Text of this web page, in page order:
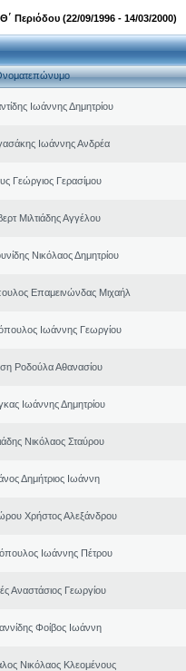
Περιόδου (22/09/1996 - 14/03/2000)
Ιωάννης Δημητρίου
Ιωάννης Ανδρέα
Γεώργιος Γερασίμου
Μιλτιάδης Αγγέλου
Νικόλαος Δημητρίου
Επαμεινώνδας Μιχαήλ
Ιωάννης Γεωργίου
Ροδούλα Αθανασίου
Ιωάννης Δημητρίου
Νικόλαος Σταύρου
Δημήτριος Ιωάννη
Χρήστος Αλεξάνδρου
Ιωάννης Πέτρου
Αναστάσιος Γεωργίου
Φοίβος Ιωάννη
Νικόλαος Κλεομένους